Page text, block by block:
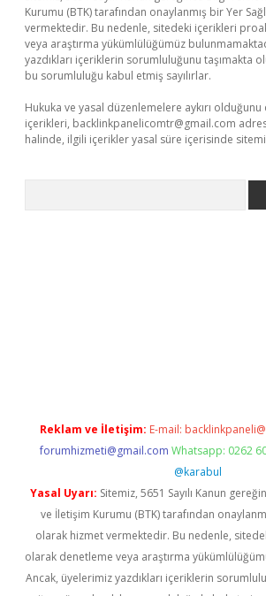
Kurumu (BTK) tarafından onaylanmış bir Yer
vermektedir. Bu nedenle, sitedeki içerikleri
veya araştırma yükümlülüğümüz
yazdıkları içeriklerin sorumluluğunu taşımakta
bu sorumluluğu kabul etmiş sayılırlar.
Hukuka ve yasal düzenlemelere aykırı
içerikleri, backlinkpanelicomtr@gmail.com
halinde, ilgili içerikler yasal süre içerisinde
Reklam ve İletişim: E-mail:
forumhizmeti@gmail.com Whatsapp: 0262
@karabul
Yasal Uyarı: Sitemiz, 5651 Sayılı Kanun
ve İletişim Kurumu (BTK) tarafından
olarak hizmet vermektedir. Bu nedenle,
olarak denetleme veya araştırma
Ancak, üyelerimiz yazdıkları içeriklerin